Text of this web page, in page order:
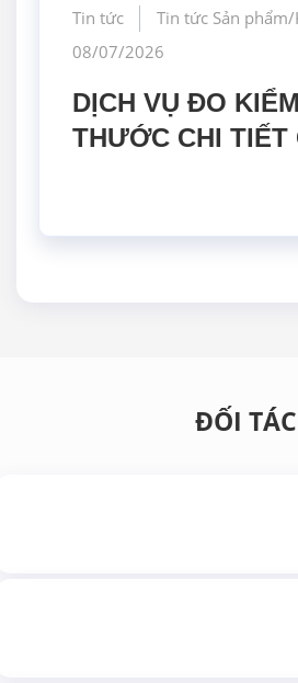
Tin tức
Tin tức Sản
08/07/2026
DỊCH VỤ ĐO
THƯỚC CHI TIẾT
BẰNG MÁY CMM
XÁC CAO TẠI
TECH VIỆT NAM
ĐỐI TÁC